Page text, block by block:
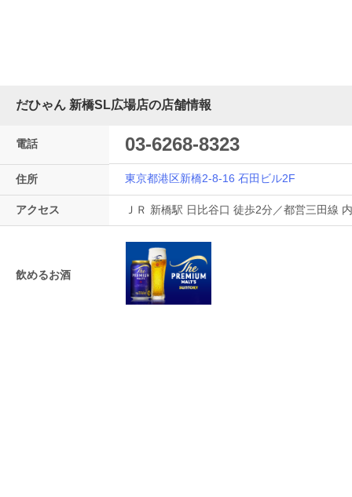
だひゃん 新橋SL広場店の店舗情報
電話 03-6268-8323
住所 東京都港区新橋2-8-16 石田ビル2F
アクセス ＪＲ 新橋駅 日比谷口 徒歩2分／都営三田線
飲めるお酒